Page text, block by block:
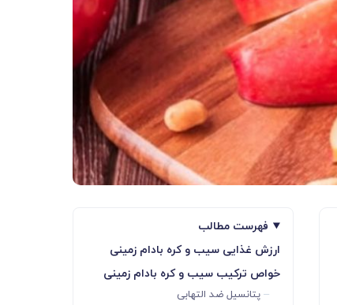
فهرست مطالب
ارزش غذایی سیب و کره بادام زمینی
خواص ترکیب سیب و کره بادام زمینی
پتانسیل ضد التهابی